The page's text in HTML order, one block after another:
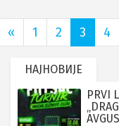
« 1 2 3 4
НАЈНОВИЈЕ
PRVI